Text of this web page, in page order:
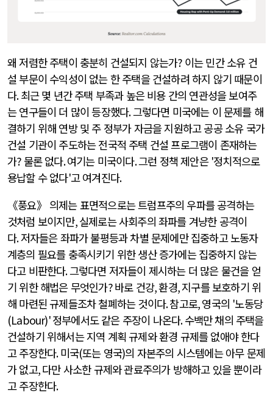
왜 저렴한 주택이 충분히 건설되지 않는가? 이는 민간 소유 건
설 부문이 수익성이 없는 한 주택을 건설하려 하지 않기 때문이
다.최근 몇 년간 주택 부족과 높은 비용 간의 연관성을 보여주
는 연구들이 더 많이 등장했다.그렇다면 미국에는 이 문제를 해
결하기 위해 연방 및 주 정부가 자금을 지원하고 공공 소유 국가
건설 기관이 주도하는 전국적 주택 건설 프로그램이 존재하는
가? 물론 없다.여기는 미국이다.그런 정책 제안은 '정치적으로
용납할 수 없다'고 여겨진다.
《풍요》 의제는 표면적으로는 트럼프주의 우파를 공격하는
것처럼 보이지만,실제로는 사회주의 좌파를 겨냥한 공격이
다.저자들은 좌파가 불평등과 차별 문제에만 집중하고 노동자
계층의 필요를 충족시키기 위한 생산 증가에는 집중하지 않는
다고 비판한다.그렇다면 저자들이 제시하는 더 많은 물건을 얻
기 위한 해법은 무엇인가?바로 건강,환경,지구를 보호하기 위
해 마련된 규제들조차 철폐하는 것이다.참고로,영국의 '노동당
(Labour)'정부에서도 같은 주장이 나온다.수백만 채의 주택을
건설하기 위해서는 지역 계획 규제와 환경 규제를 없애야 한다
고 주장한다.미국(또는 영국)의 자본주의 시스템에는 아무 문제
가 없고,다만 사소한 규제와 관료주의가 방해하고 있을 뿐이라
고 주장한다.